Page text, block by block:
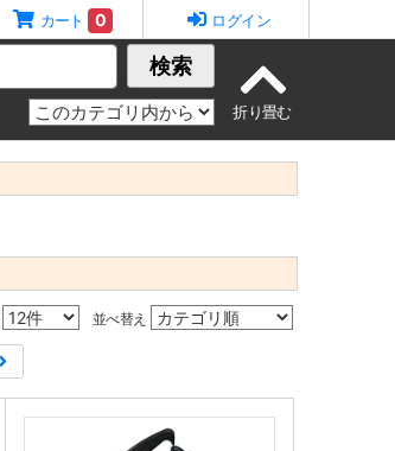
カート 0 ログイン
検索
並べ替え